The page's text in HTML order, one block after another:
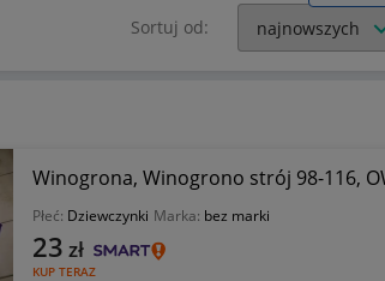
Sortuj od:
Winogrona, Winogrono strój 98-116,
Płeć: Dziewczynki Marka: bez marki
KUP TERAZ
23 zł